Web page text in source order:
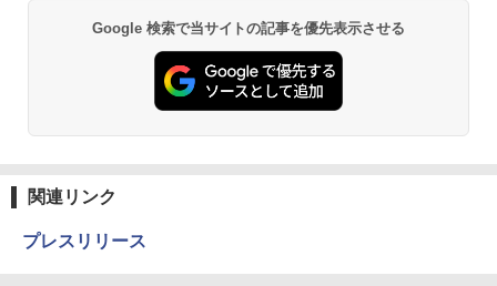
Google 検索で当サイトの記事を優先表示させる
関連リンク
プレスリリース